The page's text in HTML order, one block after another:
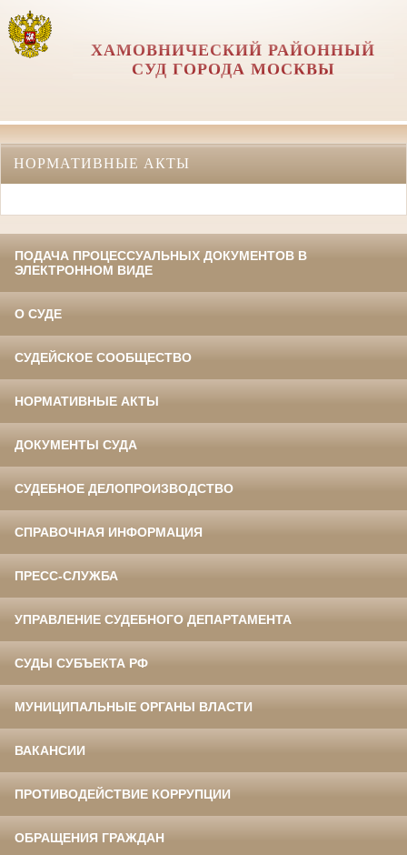
ХАМОВНИЧЕСКИЙ РАЙОННЫЙ
СУД ГОРОДА МОСКВЫ
НОРМАТИВНЫЕ АКТЫ
ПОДАЧА ПРОЦЕССУАЛЬНЫХ ДОКУМЕНТОВ В
ЭЛЕКТРОННОМ ВИДЕ
О СУДЕ
СУДЕЙСКОЕ СООБЩЕСТВО
НОРМАТИВНЫЕ АКТЫ
ДОКУМЕНТЫ СУДА
СУДЕБНОЕ ДЕЛОПРОИЗВОДСТВО
СПРАВОЧНАЯ ИНФОРМАЦИЯ
ПРЕСС-СЛУЖБА
УПРАВЛЕНИЕ СУДЕБНОГО ДЕПАРТАМЕНТА
СУДЫ СУБЪЕКТА РФ
МУНИЦИПАЛЬНЫЕ ОРГАНЫ ВЛАСТИ
ВАКАНСИИ
ПРОТИВОДЕЙСТВИЕ КОРРУПЦИИ
ОБРАЩЕНИЯ ГРАЖДАН